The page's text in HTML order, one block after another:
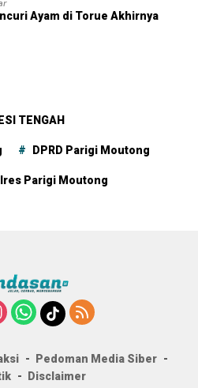
Ayam di Torue Akhirnya
TENGAH
DPRD Parigi Moutong
Parigi Moutong
Pedoman Media Siber
Disclaimer